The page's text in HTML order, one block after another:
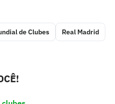
de Clubes Real Madrid